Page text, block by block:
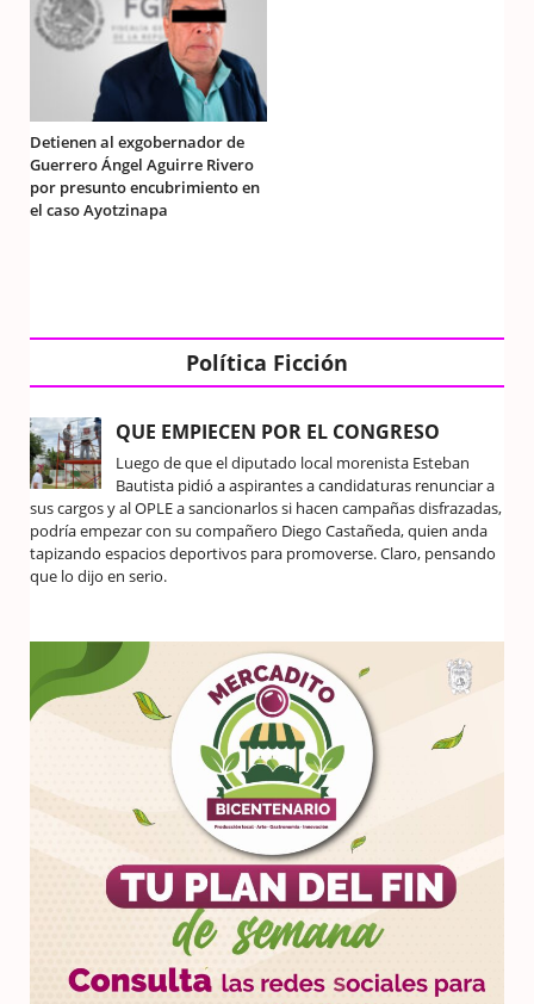
Detienen al exgobernador de
Guerrero Ángel Aguirre Rivero
por presunto encubrimiento en
el caso Ayotzinapa
Política Ficción
QUE EMPIECEN POR EL CONGRESO
Luego de que el diputado local morenista Esteban
Bautista pidió a aspirantes a candidaturas renunciar a
sus cargos y al OPLE a sancionarlos si hacen campañas disfrazadas,
podría empezar con su compañero Diego Castañeda, quien anda
tapizando espacios deportivos para promoverse. Claro, pensando
que lo dijo en serio.